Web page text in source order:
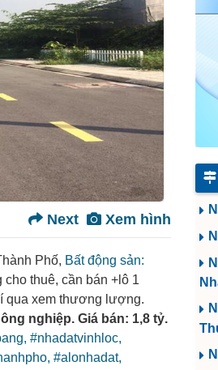
Xem hình
Next
Phố, Bất động sản:
thuê, cần bán +lô 1
qua xem thương lượng.
nghiệp. Giá bán: 1,8 tỷ.
#nhadatvinhloc,
#alonhadat,